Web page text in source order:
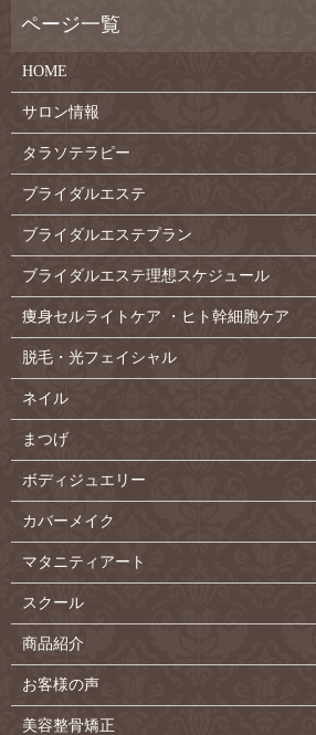
HOME
サロン情報
タラソテラピー
ブライダルエステ
ブライダルエステプラン
ブライダルエステ理想スケジュール
痩身セルライトケア ・ヒト幹細胞ケア
脱毛・光フェイシャル
ネイル
まつげ
ボディジュエリー
カバーメイク
マタニティアート
スクール
商品紹介
お客様の声
美容整骨矯正